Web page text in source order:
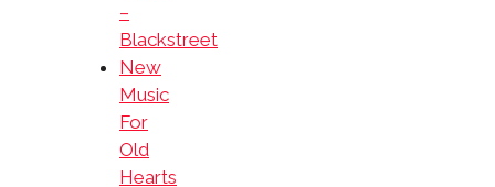
–
Blackstreet
New
Music
For
Old
Hearts